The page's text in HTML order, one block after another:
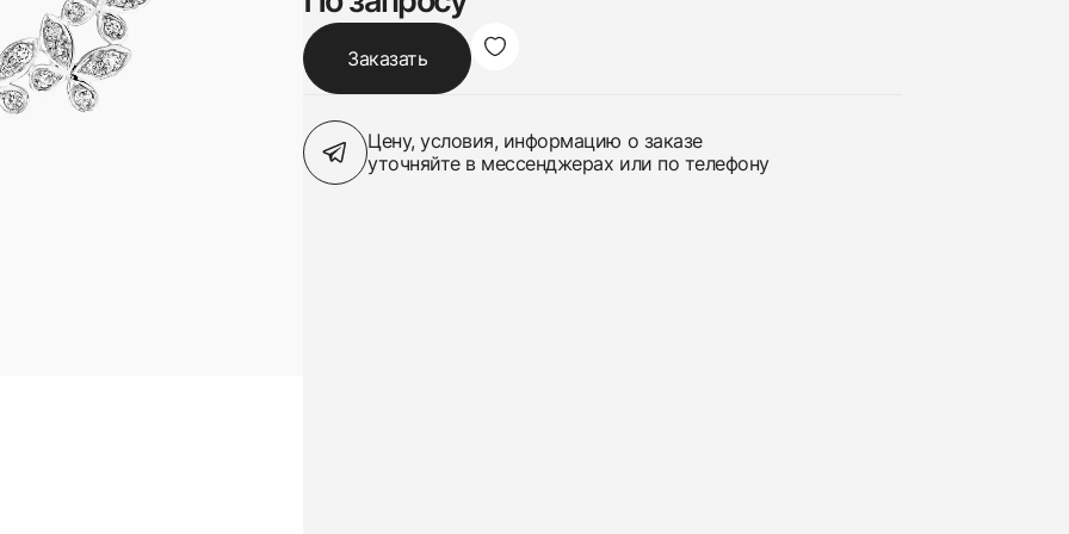
Заказать
Цену, условия, информацию о заказе
уточняйте в мессенджерах или по телефону